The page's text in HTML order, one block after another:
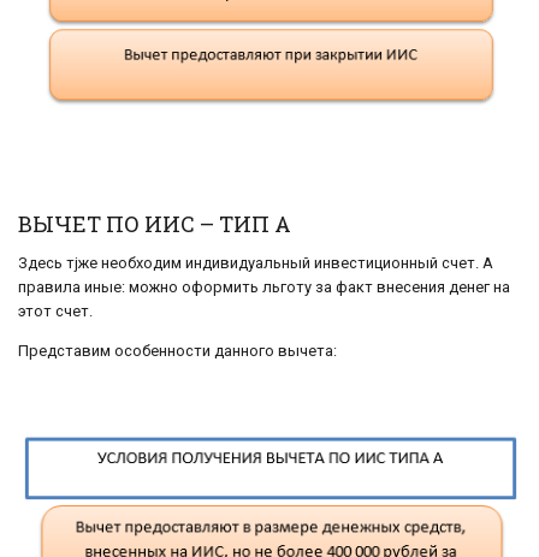
ВЫЧЕТ ПО ИИС – ТИП А
Здесь тjже необходим индивидуальный инвестиционный счет. А
правила иные: можно оформить льготу за факт внесения денег на
этот счет.
Представим особенности данного вычета: